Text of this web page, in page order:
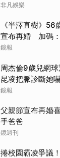
非凡娛樂
《半澤直樹》
宣布再婚 加碼
鏡報
周杰倫9歲兒網
昆凌把脈診斷她
鏡報
父親節宣布再婚
手爸爸
鏡週刊
捲校園霸凌爭議